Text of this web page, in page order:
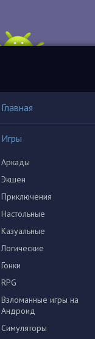
Главная
Игры
Аркады
Экшен
Приключения
Настольные
Казуальные
Логические
Гонки
RPG
Взломанные игры на
Андроид
Симуляторы